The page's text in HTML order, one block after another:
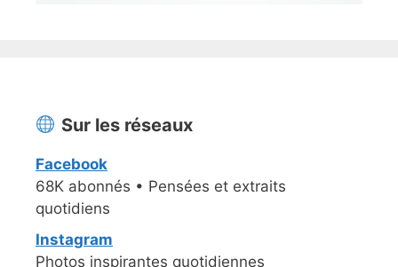
Sur les réseaux
Facebook
68K abonnés • Pensées et extraits
quotidiens
Instagram
Photos inspirantes quotidiennes